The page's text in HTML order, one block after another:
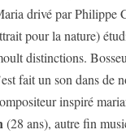
drivé par Philippe
pour la nature)
distinctions.
fait un son dans de
inspiré
(28 ans), autre fin